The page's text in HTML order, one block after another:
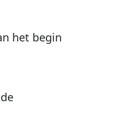
het begin